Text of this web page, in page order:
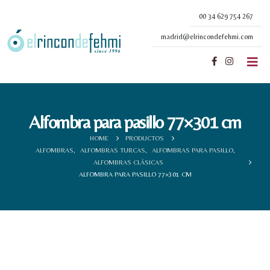
00 34 629 754 267
madrid@elrincondefehmi.com
Alfombra para pasillo 77×301 cm
HOME
PRODUCTOS
ALFOMBRAS
ALFOMBRAS TURCAS ALFOMBRAS PARA PASILLO,
ALFOMBRAS CLÁSICAS
ALFOMBRA PARA PASILLO 77×301 CM